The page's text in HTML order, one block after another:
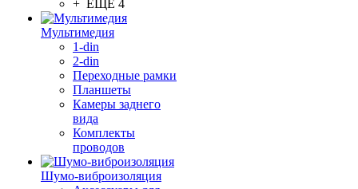
+ ЕЩЕ 4
Мультимедия
1-din
2-din
Переходные рамки
Планшеты
Камеры заднего
вида
Комплекты
проводов
Шумо-виброизоляция